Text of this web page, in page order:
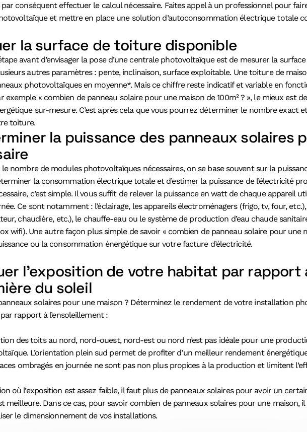
par conséquent effectuer le calcul nécessaire. Faites appel à un professionnel pour
et mettre en place une solution d’autoconsommation électrique totale
la surface de toiture disponible
avant d’envisager la pose d’une centrale photovoltaïque est de mesurer la
autres paramètres : pente, inclinaison, surface exploitable. Une toiture de
photovoltaïques en moyenne*. Mais ce chiffre reste indicatif et variable en
exemple « combien de panneau solaire pour une maison de 100m² ? », le mieux est
sur-mesure. C’est après cela que vous pourrez déterminer le nombre exact
toiture.
la puissance des panneaux solaires
nombre de modules photovoltaïques nécessaires, on se base souvent sur la
la consommation électrique totale et d’estimer la puissance de l’électricité
c’est simple. Il vous suffit de relever la puissance en watt de chaque appareil
Ce sont notamment : l’éclairage, les appareils électroménagers (frigo, tv, four,
chaudière, etc.), le chauffe-eau ou le système de production d’eau chaude
wifi). Une autre façon plus simple de savoir « combien de panneau solaire pour une
ou la consommation énergétique sur votre facture d’électricité.
l’exposition de votre habitat par
du soleil
solaires pour une maison ? Déterminez le rendement de votre installation
rapport à l’ensoleillement :
des toits au nord, nord-ouest, nord-est ou nord n’est pas idéale pour une
L’orientation plein sud permet de profiter d’un meilleur rendement
ombragés en journée ne sont pas non plus propices à la production et limitent
où l’exposition est assez faible, il faut plus de panneaux solaires pour avoir un
meilleure. Dans ce cas, pour savoir combien de panneaux solaires pour une maison,
le dimensionnement de vos installations.